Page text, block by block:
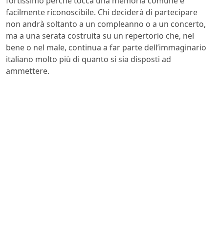
facilmente riconoscibile. Chi deciderà di partecipare
non andrà soltanto a un compleanno o a un concerto,
ma a una serata costruita su un repertorio che, nel
bene o nel male, continua a far parte dell’immaginario
italiano molto più di quanto si sia disposti ad
ammettere.